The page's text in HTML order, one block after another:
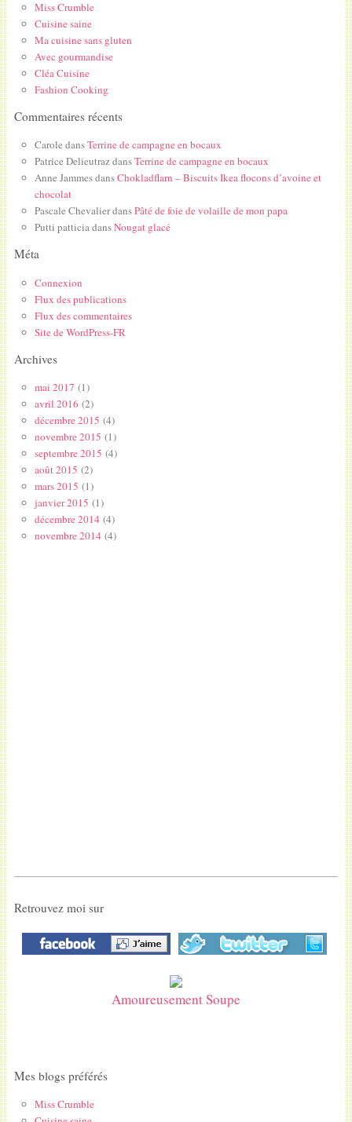
Miss Crumble
Cuisine saine
Ma cuisine sans gluten
Avec gourmandise
Cléa Cuisine
Fashion Cooking
Commentaires récents
Carole dansTerrine de campagne en bocaux
Patrice DelieutrazdansTerrine de campagne en bocaux
Anne JammesdansChokladflarn – Biscuits Ikea flocons d’avoine et
chocolat
Pascale ChevalierdansPâté de foie de volaille de mon papa
Putti patticiadansNougat glacé
Méta
Connexion
Flux des publications
Flux des commentaires
Site de WordPress-FR
Archives
mai 2017 (1)
avril 2016 (2)
décembre 2015 (4)
novembre 2015 (1)
septembre 2015 (4)
août 2015 (2)
mars 2015 (1)
janvier 2015 (1)
décembre 2014(4)
novembre 2014(4)
Retrouvez moi sur
Amoureusement Soupe
Mes blogs préférés
Miss Crumble